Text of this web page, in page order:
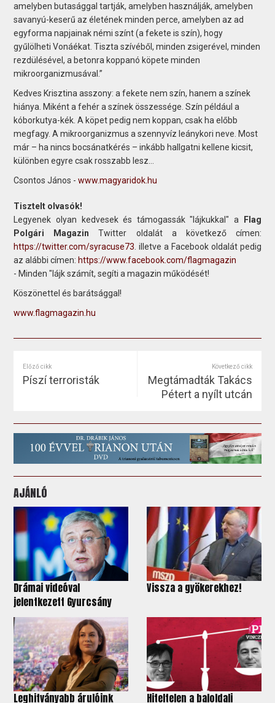
amelyben butasággal tartják, amelyben használják, amelyben
savanyú-keserű az életének minden perce, amelyben az ad
egyforma napjainak némi színt (a fekete is szín), hogy
gyűlölheti Vonáékat. Tiszta szívéből, minden zsigerével, minden
rezdülésével, a betonra koppanó köpete minden
mikroorganizmusával.”
Kedves Krisztina asszony: a fekete nem szín, hanem a színek
hiánya. Miként a fehér a színek összessége. Szín például a
kóborkutya-kék. A köpet pedig nem koppan, csak ha előbb
megfagy. A mikroorganizmus a szennyvíz leánykori neve. Most
már – ha nincs bocsánatkérés – inkább hallgatni kellene kicsit,
különben egyre csak rosszabb lesz…
Csontos János -www.magyaridok.hu
Tisztelt olvasók!
Legyenek olyan kedvesek és támogassák "lájkukkal" a
Flag
Polgári Magazin Twitter oldalát a következő címen:
https://twitter.com/syracuse73 . illetve a Facebook oldalát pedig
az alábbi címen: https://www.facebook.com/flagmagazin
- Minden "lájk számít, segíti a magazin működését!
Köszönettel és barátsággal!
www.flagmagazin.hu
Előző cikk
Píszí terroristák
Következő cikk
Megtámadták Takács
Pétert a nyílt utcán
AJÁNLÓ
Drámai videóval
jelentkezett Gyurcsány
Vissza a gyökerekhez!
Leghitványabb árulóink Hiteltelen a baloldali